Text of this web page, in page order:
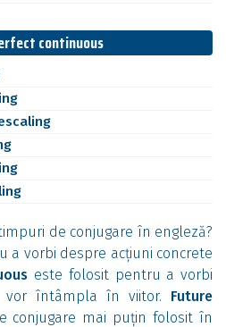
continuous
de conjugare în engleză?
a vorbi despre acțiuni concrete
este folosit pentru a vorbi
vor întâmpla în viitor. Future
conjugare mai puțin folosit în